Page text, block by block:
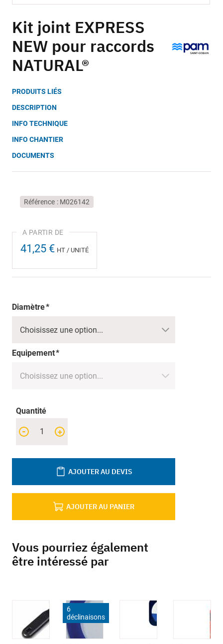
to
the
beginning
of
the
gallery
Kit joint EXPRESS
NEW pour raccords
NATURAL®
PRODUITS LIÉS
DESCRIPTION
INFO TECHNIQUE
INFO CHANTIER
DOCUMENTS
Référence M026142
41,25 € HT / UNITÉ
Diamètre
Equipement
Quantité
+
-
AJOUTER AU PANIER
AJOUTER AU DEVIS
Vous pourriez également
être intéressé par
6
déclinaisons